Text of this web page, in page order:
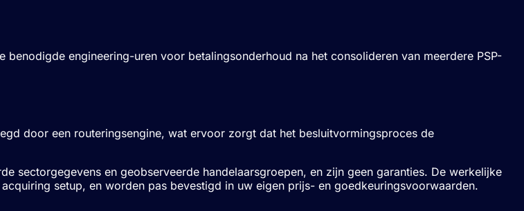
engineering-uren voor betalingsonderhoud na het consolideren van meerdere PSP-
door een routeringsengine, wat ervoor zorgt dat het besluitvormingsproces de
sectorgegevens en geobserveerde handelaarsgroepen, en zijn geen garanties. De werkelijke
setup, en worden pas bevestigd in uw eigen prijs- en goedkeuringsvoorwaarden.